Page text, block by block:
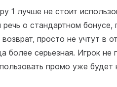
1 лучше не стоит
речь о стандартном
просто не учтут в
более серьезная. Игрок
промо уже будет